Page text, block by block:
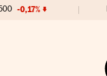
-0,17%